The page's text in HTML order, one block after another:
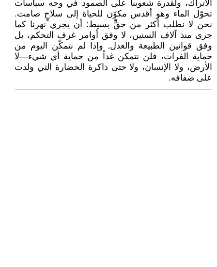
الأتراك، ولقدرة شعوبنا على الصمود في وجه سياسات
تحوّل الماء وهو أقدس مكوّن للحياة إلى سلاحٍ صامت.
نحن لا نطلب أكثر من حقٍّ بسيط: أن يجري نهرنا كما
جرى منذ آلاف السنين، لا وفق أوامر غرف التحكم، بل
وفق قوانين الطبيعة والعدل. وإذا لم نتمكّن اليوم من
حماية الفرات، فلن نتمكن غداً من حماية أي شيء—لا
الأرض، ولا الإنسان، ولا حتى ذاكرة الحضارة التي ولدت
على ضفافه.